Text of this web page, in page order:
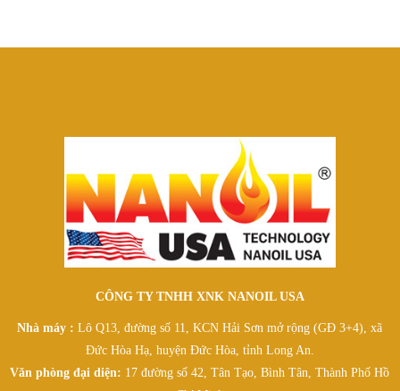
CÔNG TY TNHH XNK NANOIL USA
Nhà máy : Lô Q13, đường số 11, KCN Hải Sơn mở rộng (GĐ 3+4), xã
Đức Hòa Hạ, huyện Đức Hòa, tỉnh Long An.
Văn phòng đại diện: 17 đường số 42, Tân Tạo, Bình Tân, Thành Phố Hồ